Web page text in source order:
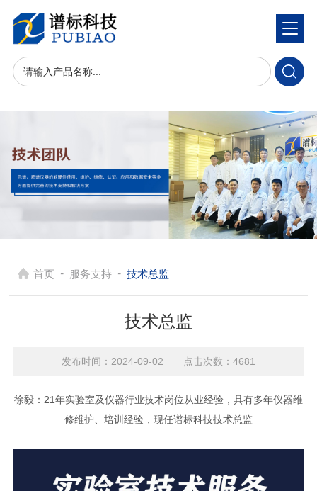
首页 - 服务支持 - 技术总监
技术总监
发布时间：2024-09-02 点击次数：4681
徐毅：21年实验室及仪器行业技术岗位从业经验，具有多年仪器维
修维护、培训经验，现任谱标科技技术总监